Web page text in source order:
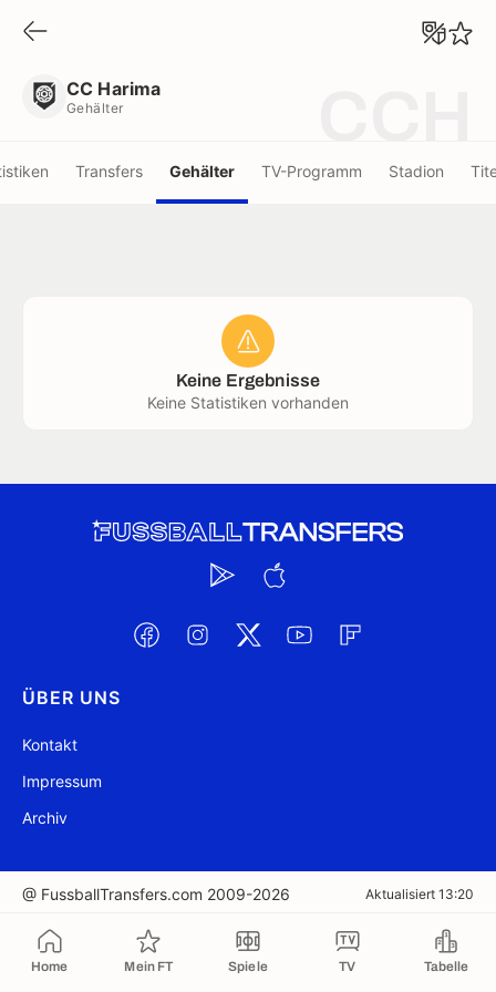
Home Mein FT Spiele TV Tabelle
CC Harima
Gehälter
Transfers Gehälter TV-Programm Stadion
Keine Ergebnisse
Keine Statistiken vorhanden
ÜBER UNS
Kontakt
Impressum
Archiv
@ FussballTransfers.com 2009-2026 Aktualisiert 13:20
In die Zwischenablage kopiert